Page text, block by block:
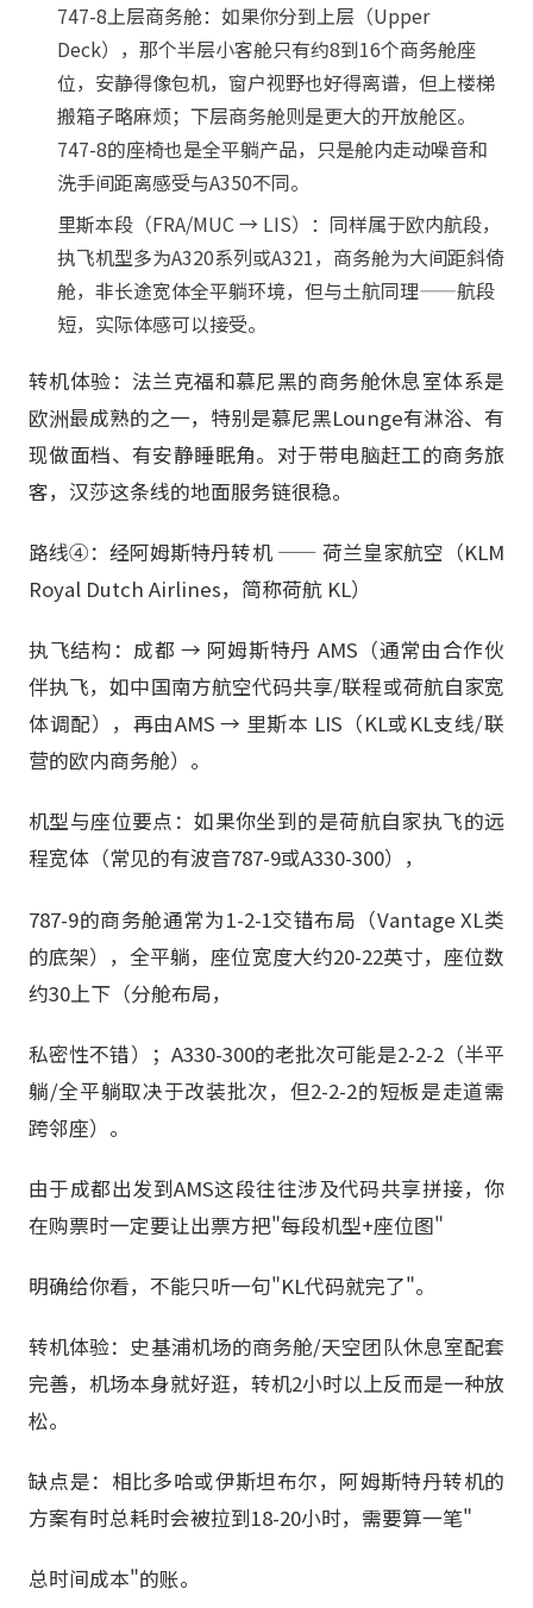
747-8上层商务舱：如果你分到上层（Upper
Deck），那个半层小客舱只有约8到16个商务舱座
位，安静得像包机，窗户视野也好得离谱，但上楼梯
搬箱子略麻烦；下层商务舱则是更大的开放舱区。
747-8的座椅也是全平躺产品，只是舱内走动噪音和
洗手间距离感受与A350不同。
里斯本段（FRA/MUC → LIS）：同样属于欧内航段，
执飞机型多为A320系列或A321，商务舱为大间距斜倚
舱，非长途宽体全平躺环境，但与土航同理——航段
短，实际体感可以接受。
转机体验：法兰克福和慕尼黑的商务舱休息室体系是
欧洲最成熟的之一，特别是慕尼黑Lounge有淋浴、有
现做面档、有安静睡眠角。对于带电脑赶工的商务旅
客，汉莎这条线的地面服务链很稳。
路线④：经阿姆斯特丹转机 —— 荷兰皇家航空（KLM
Royal Dutch Airlines，简称荷航 KL）
执飞结构：成都 → 阿姆斯特丹 AMS（通常由合作伙
伴执飞，如中国南方航空代码共享/联程或荷航自家宽
体调配），再由AMS → 里斯本 LIS（KL或KL支线/联
营的欧内商务舱）。
机型与座位要点：如果你坐到的是荷航自家执飞的远
程宽体（常见的有波音787-9或A330-300），
787-9的商务舱通常为1-2-1交错布局（Vantage XL类
的底架），全平躺，座位宽度大约20-22英寸，座位数
约30上下（分舱布局，
私密性不错）；A330-300的老批次可能是2-2-2（半平
躺/全平躺取决于改装批次，但2-2-2的短板是走道需
跨邻座）。
由于成都出发到AMS这段往往涉及代码共享拼接，你
在购票时一定要让出票方把"每段机型+座位图"
明确给你看，不能只听一句"KL代码就完了"。
转机体验：史基浦机场的商务舱/天空团队休息室配套
完善，机场本身就好逛，转机2小时以上反而是一种放
松。
缺点是：相比多哈或伊斯坦布尔，阿姆斯特丹转机的
方案有时总耗时会被拉到18-20小时，需要算一笔"
总时间成本"的账。